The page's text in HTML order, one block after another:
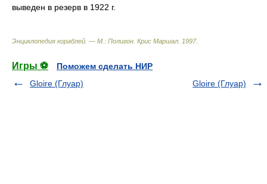
выведен в резерв в 1922 г.
Энциклопедия кораблей. — М.: Полигон Крис Маршал 1997.
Игры ⚽
Поможем сделать НИР
Gloire (Глуар)
Gloire (Глуар)